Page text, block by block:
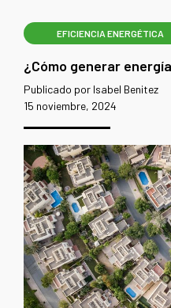
EFICIENCIA ENERGÉTICA
¿Cómo generar
Publicado por Isabel Benitez
15 noviembre, 2024